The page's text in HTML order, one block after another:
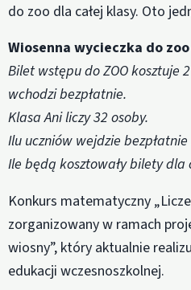
do zoo dla całej klasy. Oto
Wiosenna wycieczka do zoo
Bilet wstępu do ZOO kosztuje
wchodzi bezpłatnie.
Klasa Ani liczy 32 osoby.
Ilu uczniów wejdzie bezpłatnie
Ile będą kosztowały bilety dla
Konkurs matematyczny
zorganizowany w ramach
wiosny”, który aktualnie
edukacji wczesnoszkolnej.